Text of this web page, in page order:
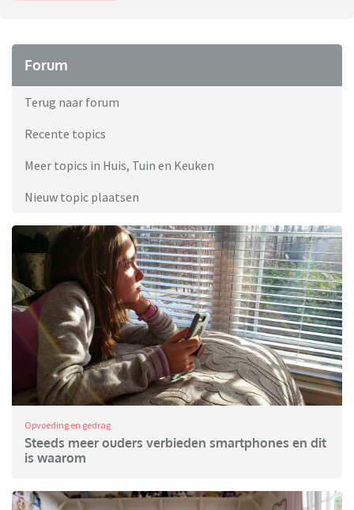
Forum
Terug naar forum
Recente topics
Meer topics in Huis, Tuin en Keuken
Nieuw topic plaatsen
Opvoeding en gedrag
Steeds meer ouders verbieden smartphones en dit
is waarom